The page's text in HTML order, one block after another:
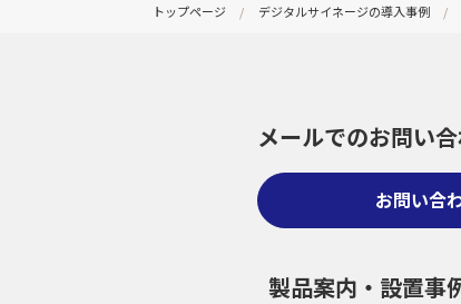
トップページ デジタルサイネージの導入事例
メールでのお問い合
お問い合
製品案内・設置事